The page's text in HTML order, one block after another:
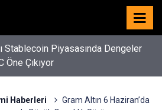
Stablecoin Piyasasında Dengeler
Öne Çıkıyor
Haberleri
Gram Altın 6 Haziran’da